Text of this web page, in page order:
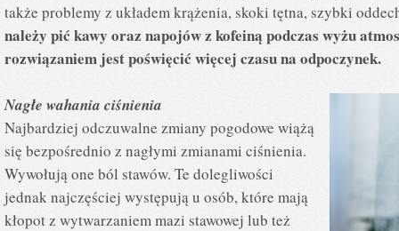
także problemy z układem krążenia, skoki tętna, szybki
należy pić kawy oraz napojów z kofeiną podczas wyżu
rozwiązaniem jest poświęcić więcej czasu na odpoczynek.
Nagłe wahania ciśnienia
Najbardziej odczuwalne zmiany pogodowe wiążą
się bezpośrednio z nagłymi zmianami ciśnienia.
Wywołują one ból stawów. Te dolegliwości
jednak najczęściej występują u osób, które mają
kłopot z wytwarzaniem mazi stawowej lub też